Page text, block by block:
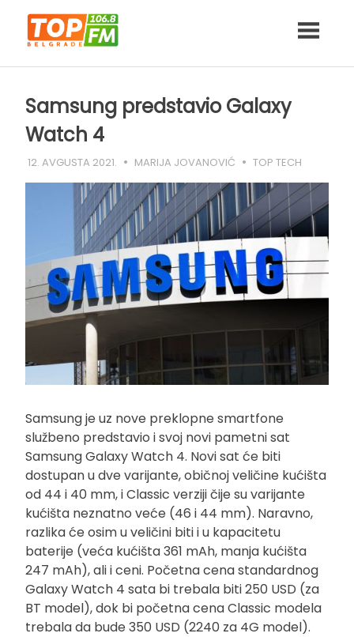
content
Samsung predstavio Galaxy
Watch 4
12. AVGUSTA 2021. MARIJA JOVANOVIĆ TOP TECH
Samsung je uz nove preklopne smartfone
službeno predstavio i svoj novi pametni sat
Samsung Galaxy Watch 4. Novi sat će biti
dostupan u dve varijante, običnoj veličine kućišta
od 44 i 40 mm, i Classic verziji čije su varijante
kućišta neznatno veće (46 i 44 mm). Naravno,
razlika će osim u veličini biti i u kapacitetu
baterije (veća kućišta 361 mAh, manja kućišta
247 mAh), ali i ceni. Početna cena standardnog
Galaxy Watch 4 sata bi trebala biti 250 USD (za
BT model), dok bi početna cena Classic modela
trebala da bude 350 USD (2240 za 4G model).